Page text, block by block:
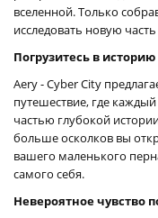
вселенной. Только
исследовать новую
Погрузитесь в
Aery - Cyber City
путешествие, где
частью глубокой
больше осколков вы
вашего маленького
самого себя.
Невероятное чувство